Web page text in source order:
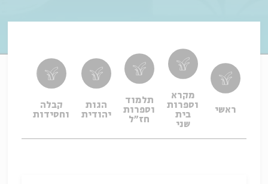
ראשי
מקרא
וספרות
בית
שני
תלמוד
וספרות
חז"ל
הגות
יהודית
קבלה
וחסידות